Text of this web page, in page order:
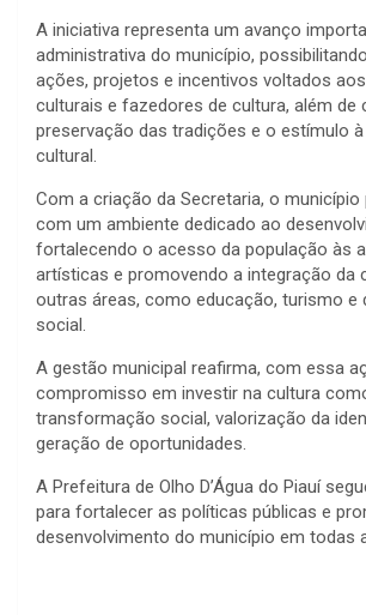
A iniciativa representa um avanço
administrativa do município,
ações, projetos e incentivos voltados
culturais e fazedores de cultura, além de
preservação das tradições e o estímulo
cultural.
Com a criação da Secretaria, o
com um ambiente dedicado ao
fortalecendo o acesso da população às
artísticas e promovendo a integração da
outras áreas, como educação, turismo e
social.
A gestão municipal reafirma, com essa
compromisso em investir na cultura
transformação social, valorização da
geração de oportunidades.
A Prefeitura de Olho D’Água do Piauí
para fortalecer as políticas públicas e
desenvolvimento do município em todas